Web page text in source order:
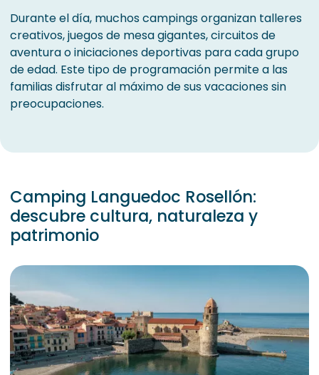
Durante el día, muchos campings organizan talleres
creativos, juegos de mesa gigantes, circuitos de
aventura o iniciaciones deportivas para cada grupo
de edad. Este tipo de programación permite a las
familias disfrutar al máximo de sus vacaciones sin
preocupaciones.
Camping Languedoc Rosellón:
descubre cultura, naturaleza y
patrimonio